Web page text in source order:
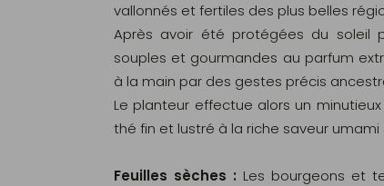
vallonnés et fertiles des plus belles
Après avoir été protégées du soleil
souples et gourmandes au parfum
à la main par des gestes précis
Le planteur effectue alors un
thé fin et lustré à la riche saveur umami
Feuilles sèches : Les bourgeons et